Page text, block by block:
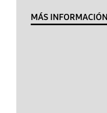
MÁS INFORMACIÓN